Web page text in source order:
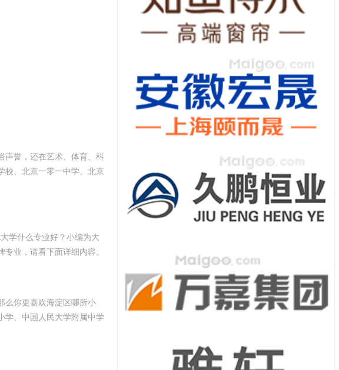
声誉，还在艺术、体育、科
校、北京一零一中学、北京
学什么专业好？小编为大
业，请看下面详细内容。
么你更喜欢海淀区哪所小
学、中国人民大学附属中学